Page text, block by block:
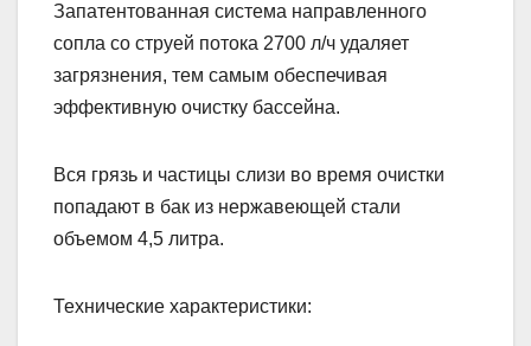
Запатентованная система направленного
сопла со струей потока 2700 л/ч удаляет
загрязнения, тем самым обеспечивая
эффективную очистку бассейна.
Вся грязь и частицы слизи во время очистки
попадают в бак из нержавеющей стали
объемом 4,5 литра.
Технические характеристики: